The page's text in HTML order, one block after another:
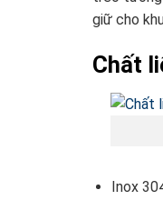
giữ cho
Chất
Inox